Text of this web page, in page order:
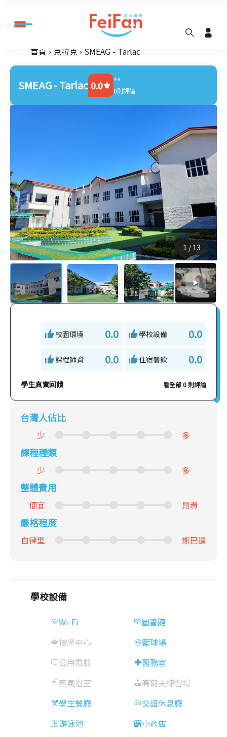
首頁 克拉克 SMEAG - Tarlac
SMEAG - Tarlac 0.0 **
0則評論
1 /13
校園環境 0.0 學校設備 0.0
課程師資 0.0 住宿餐飲 0.0
學生真實回饋 看全部 0 則評論
台灣人佔比
少 多
課程種類
少 多
整體費用
便宜 昂貴
嚴格程度
自律型 斯巴達
學校設備
Wi-Fi
圖書館
按摩中心
籃球場
公用電腦
醫務室
蒸氣浴室
高爾夫練習場
學生餐廳
交誼休息廳
游泳池
小商店